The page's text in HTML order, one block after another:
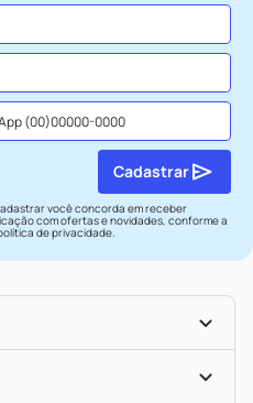
você concorda em receber
com ofertas e novidades, conforme a
de privacidade.
Cadastrar